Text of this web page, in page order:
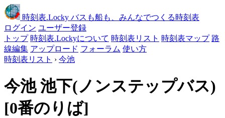
時刻表.Locky バスも船も、みんなでつくる時刻表
ログイン ユーザー登録
トップ 時刻表.Lockyについて 時刻表リスト 時刻表マップ 路
線編集 アップロード フォーラム 使い方
時刻表リスト › 今池
今池池下(ノンステップバス)
[0番のりば]